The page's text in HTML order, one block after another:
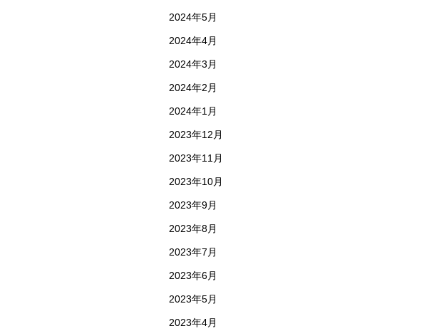
2024年5月
2024年4月
2024年3月
2024年2月
2024年1月
2023年12月
2023年11月
2023年10月
2023年9月
2023年8月
2023年7月
2023年6月
2023年5月
2023年4月